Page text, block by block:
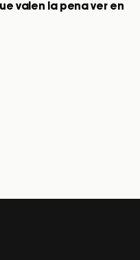
valen la pena ver en